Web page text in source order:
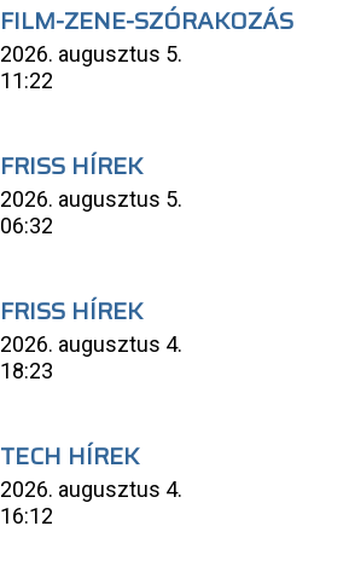
FILM-ZENE-SZÓRAKOZÁS
2026. augusztus 5.
11:22
FRISS HÍREK
2026. augusztus 5.
06:32
FRISS HÍREK
2026. augusztus 4.
18:23
TECH HÍREK
2026. augusztus 4.
16:12